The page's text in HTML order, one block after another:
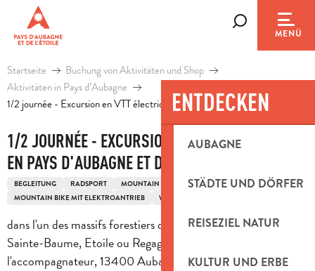
contenu
principal
MENÜ
ENTDECKEN
AUBAGNE
STÄDTE UND DÖRFER
REISEZIEL NATUR
KULTUR UND ERBE
Startseite
Buchung von Aktivitäten und Shop
Aktivitäten in Pays d’Aubagne
1/2 journée - Excursion en VTT électrique en Pays d'Aubagne et de l'Etoile
1/2 JOURNÉE - EXCURSION EN VTT ÉLECTRIQUE
EN PAYS D'AUBAGNE ET DE L'ETOILE
BEGLEITUNG RADSPORT
MOUNTAIN BIKE
MOUNTAIN BIKE MIT ELEKTROANTRIEB
WANDERN / RADFAHREN
dans l'un des massifs forestiers du Pays d'Aubagne (Garlaban,
Sainte-Baume, Etoile ou Regagnas) à déterminer avec
l'accompagnateur, 13400 Aubagne